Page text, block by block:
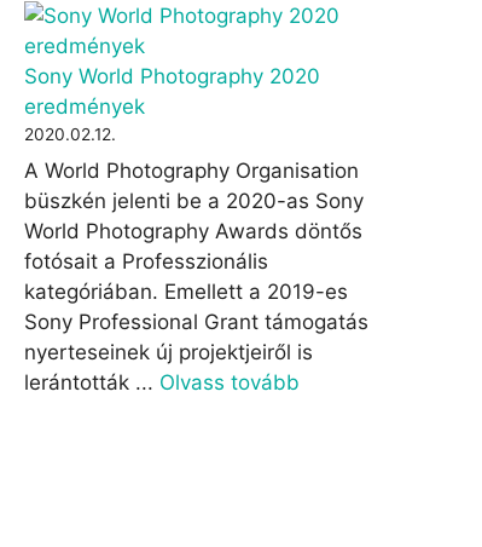
Sony World Photography 2020
eredmények
2020.02.12.
A World Photography Organisation
büszkén jelenti be a 2020-as Sony
World Photography Awards döntős
fotósait a Professzionális
kategóriában. Emellett a 2019-es
Sony Professional Grant támogatás
nyerteseinek új projektjeiről is
lerántották ... Olvass tovább